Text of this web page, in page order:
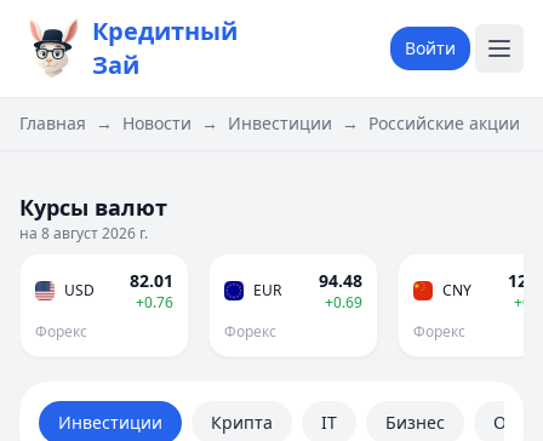
Кредитный
Зай
Войти
Главная → Новости → Инвестиции → Российские акции
Курсы валют
на 8 август 2026 г.
USD 82.01
+0.76
Форекс
EUR 94.48
+0.69
Форекс
CNY
Форекс
Инвестиции Крипта IT Бизнес